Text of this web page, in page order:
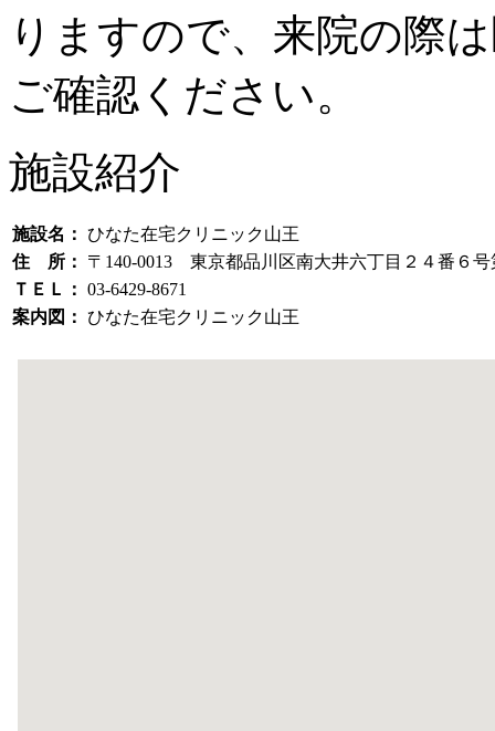
りますので、来院の際
ご確認ください。
施設紹介
施設名： ひなた在宅クリニック山王
住 所：
〒140-0013 東京都品川区南大井六丁目２４番
ＴＥＬ： 03-6429-8671
案内図： ひなた在宅クリニック山王